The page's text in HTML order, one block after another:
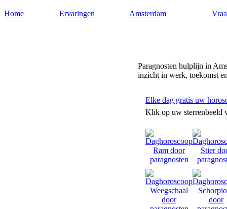
Home Ervaringen Amsterdam
Paragnosten hulplijn in
inzicht in werk, toekomst
Elke dag gratis uw
Klik op uw sterrenbeeld